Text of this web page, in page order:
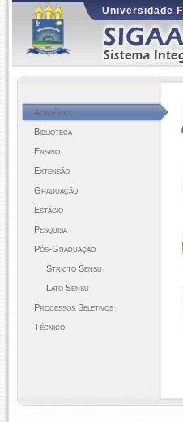
Universidade
Acadêmico
Biblioteca
Ensino
Extensão
Graduação
Estágio
Pesquisa
Pós-Graduação
Stricto Sensu
Lato Sensu
Processos Seletivos
Técnico